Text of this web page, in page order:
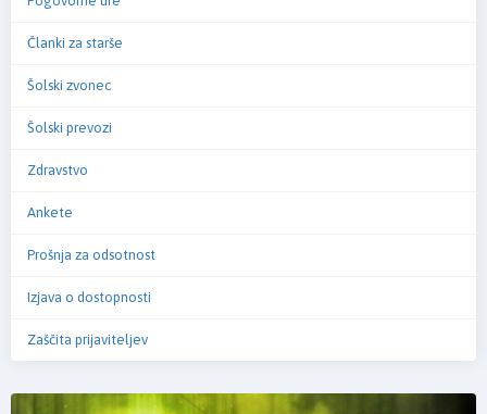
Članki za starše
Šolski zvonec
Šolski prevozi
Zdravstvo
Ankete
Prošnja za odsotnost
Izjava o dostopnosti
Zaščita prijaviteljev